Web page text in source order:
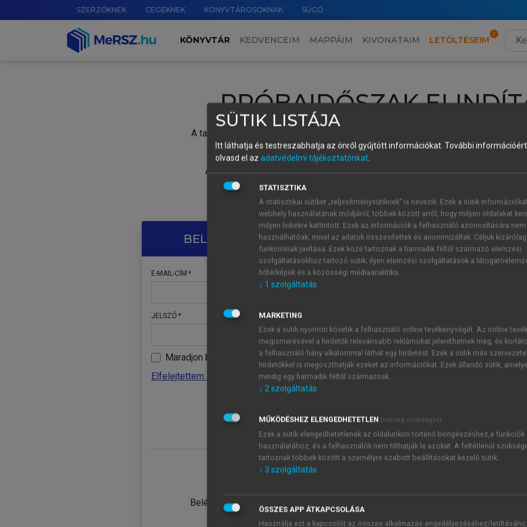
SZERZŐKNEK CÉGEKNEK KÖNYVTÁROSOKNAK SÚGÓ
KÖNYVTÁR KEDVENCEIM MAPPÁIM KIVONATAIM LETÖLTÉSEIM
PRÓBAIDŐSZAK
A tartalom megtekintéséhez lépj be a saját fiókoddal, iskolai azonosítóddal vagy
Új felhasználóként1 óra díjmentes hozzáférésrevagy
A próbaidőszak elindításához,
vagy hozz
A regisztráció után a
BELÉPÉS SAJÁT FIÓKKAL
E-MAIL-CÍM
JELSZÓ
Maradjon belépve
Elfelejtettem a jelszavamat
Belépés intézményi azonosítóval
ÚJ FIÓK
1 óra
JELSZÓ
Kérek értesítést a MeRSZ
Kérek értesítést az
SÜTIK LISTÁJA
Itt láthatja és testreszabhatja az önről gyűjtött információkat. További
olvasd el az adatvédelmi tájékoztatónkat.
STATISZTIKA
A statisztikai sütiket „teljesítménysütiknek” is nevezik. Ezek a sütik
webhely használatának módjáról, többek között arról, hogy milyen oldalakat
milyen linkekre kattintott. Ezek az információk a felhasználó azonosítására nem
használhatóak, mivel az adatok összesítettek és anonimizáltak. Céljuk
funkcióinak javítása. Ezek közé tartoznak a harmadik féltől származó elemzési
szolgáltatásokhoz tartozó sütik; ilyen elemzési szolgáltatások a
hőtérképek és a közösségi médiaanalitika.
↓ 1 szolgáltatás
MARKETING
Ezek a sütik nyomon követik a felhasználó online tevékenységét. Az online
megismerésével a hirdetők relevánsabb reklámokat jeleníthetnek meg, és
a felhasználó hány alkalommal láthat egy hirdetést. Ezek a sütik más
hirdetőkkel is megoszthatják ezeket az információkat. Ezek állandó sütik,
mindig egy harmadik féltől származnak.
↓ 2szolgáltatás
MŰKÖDÉSHEZ ELENGEDHETETLEN (mindig szükséges)
Ezek a sütik elengedhetetlenek az oldalunkon történő böngészéshez,a funkciók
használatához, és a felhasználók nem tilthatják le azokat. A feltétlenül
tartoznak többek között a személyre szabott beállításokat kezelő sütik.
↓ 3 szolgáltatás
ÖSSZES APP ÁTKAPCSOLÁSA
Használja ezt a kapcsolót az összes alkalmazás engedélyezéséhez/